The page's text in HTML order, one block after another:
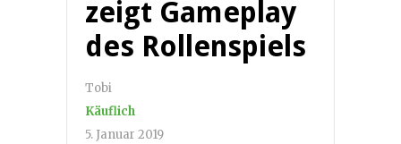
zeigt Gameplay
des Rollenspiels
Tobi
Käuflich
5. Januar 2019